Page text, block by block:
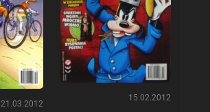
21.03.2012
15.02.2012